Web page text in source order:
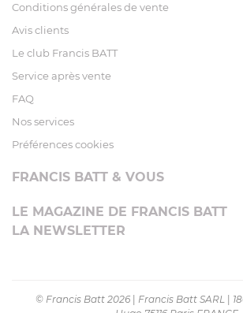
Conditions générales de vente
Avis clients
Le club Francis BATT
Service après vente
FAQ
Nos services
Préférences cookies
FRANCIS BATT & VOUS
LE MAGAZINE DE FRANCIS BATT
LA NEWSLETTER
© Francis Batt 2026 Francis Batt SARL